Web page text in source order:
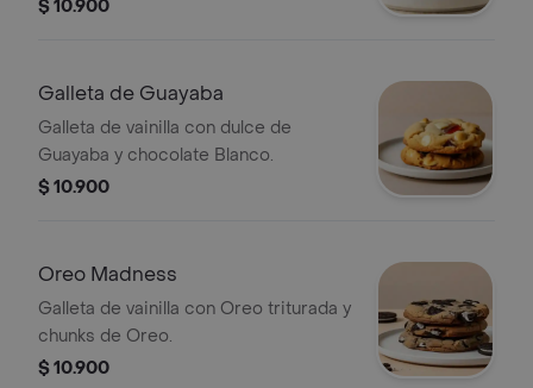
$ 10.900
Galleta de Guayaba
Galleta de vainilla con dulce de
Guayaba y chocolate Blanco.
$ 10.900
Oreo Madness
Galleta de vainilla con Oreo triturada y
chunks de Oreo.
$ 10.900